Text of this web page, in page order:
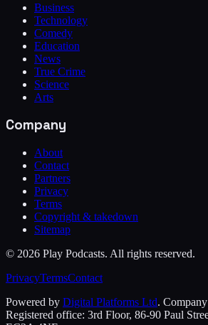
Business
Technology
Comedy
Education
News
True Crime
Science
Arts
Company
About
Contact
Partners
Privacy
Terms
Copyright & takedown
Sitemap
© 2026 Play Podcasts. All rights reserved.
PrivacyTermsContact
Powered by Digital Platforms Ltd.
Registered office: 3rd Floor, 86-90 Paul